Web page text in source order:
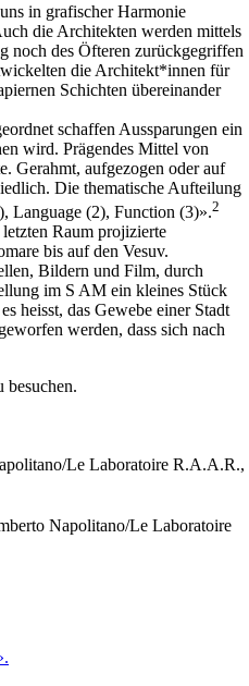
in grafischer Harmonie
die Architekten werden mittels
noch des Öfteren zurückgegriffen
die Architekt*innen für
Schichten übereinander
schaffen Aussparungen ein
wird. Prägendes Mittel von
Gerahmt, aufgezogen oder auf
Die thematische Aufteilung
Language (2), Function (3)».2
Raum projizierte
bis auf den Vesuv.
Bildern und Film, durch
im S AM ein kleines Stück
heisst, das Gewebe einer Stadt
werden, dass sich nach
besuchen.
Le Laboratoire R.A.A.R.,
Napolitano/Le Laboratoire